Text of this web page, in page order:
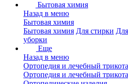
Бытовая химия
Назад в меню
Бытовая химия
Бытовая химия Для стирки
уборки
Еще
Назад в меню
Ортопедия и лечебный
Ортопедия и лечебный